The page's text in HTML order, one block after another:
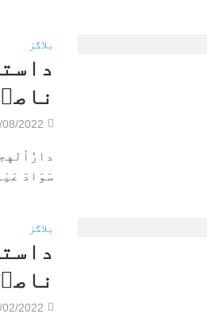
بلاگز
08/2022
سَوَادَ
بلاگز
02/2022